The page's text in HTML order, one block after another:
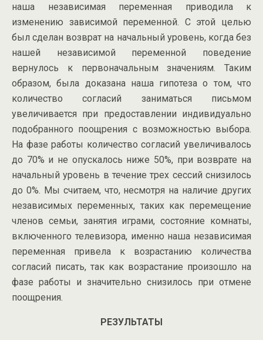
наша независимая переменная приводила к
изменению зависимой переменной. С этой целью
был сделан возврат на начальный уровень, когда без
нашей независимой переменной поведение
вернулось к первоначальным значениям. Таким
образом, была доказана наша гипотеза о том, что
количество согласий заниматься письмом
увеличивается при предоставлении индивидуально
подобранного поощрения с возможностью выбора.
На фазе работы количество согласий увеличивалось
до 70% и не опускалось ниже 50%, при возврате на
начальный уровень в течение трех сессий снизилось
до 0%. Мы считаем, что, несмотря на наличие других
независимых переменных, таких как перемещение
членов семьи, занятия играми, состояние комнаты,
включенного телевизора, именно наша независимая
переменная привела к возрастанию количества
согласий писать, так как возрастание произошло на
фазе работы и значительно снизилось при отмене
поощрения.
РЕЗУЛЬТАТЫ